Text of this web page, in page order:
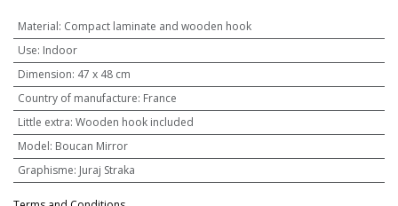
Material: Compact laminate and wooden hook
Use: Indoor
Dimension: 47 x 48 cm
Country of manufacture: France
Little extra: Wooden hook included
Model: Boucan Mirror
Graphisme: Juraj Straka